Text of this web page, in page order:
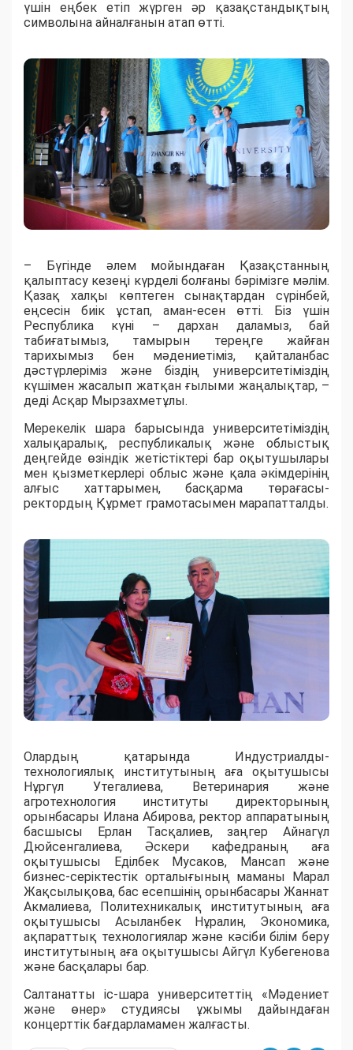
үшін еңбек етіп жүрген әр қазақстандықтың
символына айналғанын атап өтті.
– Бүгінде әлем мойындаған Қазақстанның
қалыптасу кезеңі күрделі болғаны бәрімізге мәлім.
Қазақ халқы көптеген сынақтардан сүрінбей,
еңсесін биік ұстап, аман-есен өтті. Біз үшін
Республика күні – дархан даламыз, бай
табиғатымыз, тамырын тереңге жайған
тарихымыз бен мәдениетіміз, қайталанбас
дәстүрлеріміз және біздің университетіміздің
күшімен жасалып жатқан ғылыми жаңалықтар, –
деді Асқар Мырзахметұлы.
Мерекелік шара барысында университетіміздің
халықаралық, республикалық және облыстық
деңгейде өзіндік жетістіктері бар оқытушылары
мен қызметкерлері облыс және қала әкімдерінің
алғыс хаттарымен, басқарма төрағасы-
ректордың Құрмет грамотасымен марапатталды.
Олардың қатарында Индустриалды-
технологиялық институтының аға оқытушысы
Нұргүл Утегалиева, Ветеринария және
агротехнология институты директорының
орынбасары Илана Абирова, ректор аппаратының
басшысы Ерлан Тасқалиев, заңгер Айнагүл
Дюйсенгалиева, Әскери кафедраның аға
оқытушысы Еділбек Мусаков, Мансап және
бизнес-серіктестік орталығының маманы Марал
Жақсылықова, бас есепшінің орынбасары Жаннат
Акмалиева, Политехникалық институтының аға
оқытушысы Асыланбек Нұралин, Экономика,
ақпараттық технологиялар және кәсіби білім беру
институтының аға оқытушысы Айгүл Кубегенова
және басқалары бар.
Салтанатты іс-шара университеттің «Мәдениет
және өнер» студиясы ұжымы дайындаған
концерттік бағдарламамен жалғасты.